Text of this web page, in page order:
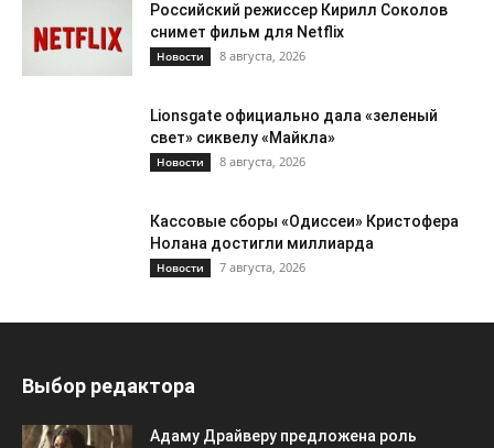
Российский режиссер Кирилл Соколов
снимет фильм для Netflix
Новости 8 августа, 2026
Lionsgate официально дала «зеленый
свет» сиквелу «Майкла»
Новости 8 августа, 2026
Кассовые сборы «Одиссеи» Кристофера
Нолана достигли миллиарда
Новости 7 августа, 2026
Выбор редактора
Адаму Драйверу предложена роль